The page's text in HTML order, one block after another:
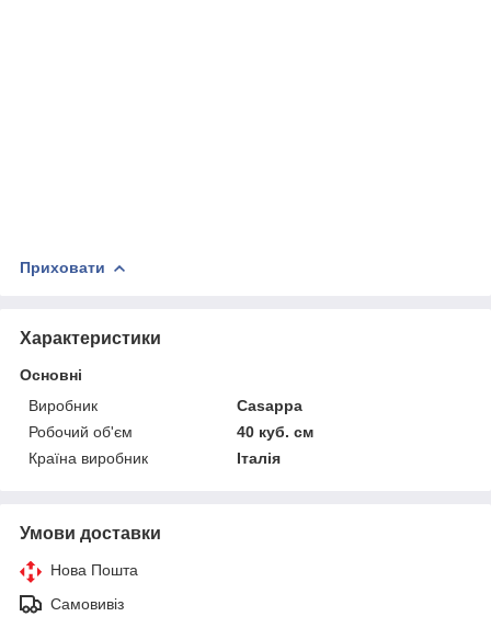
Приховати
Характеристики
Основні
Виробник
Casappa
Робочий об'єм
40 куб. см
Країна виробник
Італія
Умови доставки
Нова Пошта
Самовивіз